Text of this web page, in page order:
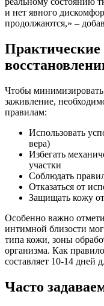
и нет явного
продолжаются,» –
Чтобы
заживление,
правилам:
Использовать
вера)
Избегать
участки
Соблюдать
Отказаться от
Защищать кожу
Особенно важно
интимной близости
типа кожи, зоны
организма. Как
составляет 10-14 дней
Часто